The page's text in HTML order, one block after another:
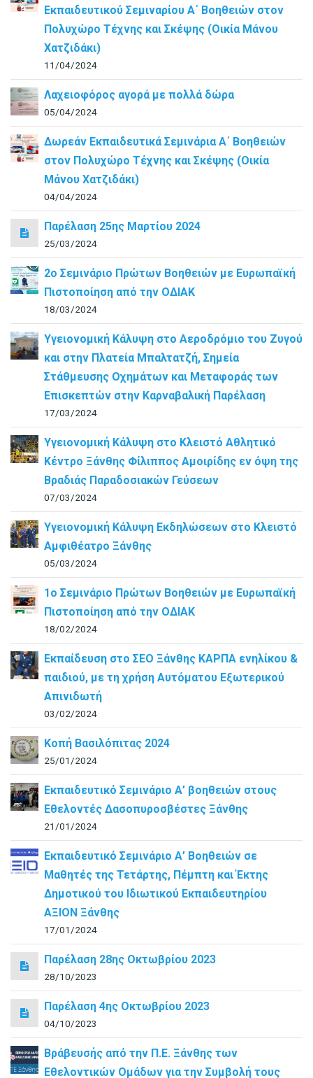
Εκπαιδευτικού Σεμιναρίου Α΄ Βοηθειών στον
Πολυχώρο Τέχνης και Σκέψης (Οικία Μάνου
Χατζιδάκι)
11/04/2024
Λαχειοφόρος αγορά με πολλά δώρα
05/04/2024
Δωρεάν Εκπαιδευτικά Σεμινάρια Α΄ Βοηθειών
στον Πολυχώρο Τέχνης και Σκέψης (Οικία
Μάνου Χατζιδάκι)
04/04/2024
Παρέλαση 25ης Μαρτίου 2024
25/03/2024
2ο Σεμινάριο Πρώτων Βοηθειών με Ευρωπαϊκή
Πιστοποίηση από την ΟΔΙΑΚ
18/03/2024
Υγειονομική Κάλυψη στο Αεροδρόμιο του Ζυγού
και στην Πλατεία Μπαλτατζή, Σημεία
Στάθμευσης Οχημάτων και Μεταφοράς των
Επισκεπτών στην Καρναβαλική Παρέλαση
17/03/2024
Υγειονομική Κάλυψη στο Κλειστό Αθλητικό
Κέντρο Ξάνθης Φίλιππος Αμοιρίδης εν όψη της
Βραδιάς Παραδοσιακών Γεύσεων
07/03/2024
Υγειονομική Κάλυψη Εκδηλώσεων στο Κλειστό
Αμφιθέατρο Ξάνθης
05/03/2024
1ο Σεμινάριο Πρώτων Βοηθειών με Ευρωπαϊκή
Πιστοποίηση από την ΟΔΙΑΚ
18/02/2024
Εκπαίδευση στο ΣΕΟ Ξάνθης ΚΑΡΠΑ ενηλίκου &
παιδιού, με τη χρήση Αυτόματου Εξωτερικού
Απινιδωτή
03/02/2024
Κοπή Βασιλόπιτας 2024
25/01/2024
Εκπαιδευτικό Σεμινάριο Α’ βοηθειών στους
Εθελοντές Δασοπυροσβέστες Ξάνθης
21/01/2024
Εκπαιδευτικό Σεμινάριο Α’ Βοηθειών σε
Μαθητές της Τετάρτης, Πέμπτη και Έκτης
Δημοτικού του Ιδιωτικού Εκπαιδευτηρίου
ΑΞΙΟΝ Ξάνθης
17/01/2024
Παρέλαση 28ης Οκτωβρίου 2023
28/10/2023
Παρέλαση 4ης Οκτωβρίου 2023
04/10/2023
Βράβευσής από την Π.Ε. Ξάνθης των
Εθελοντικών Ομάδων για την Συμβολή τους